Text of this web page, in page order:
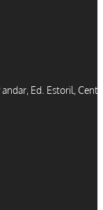
andar, Ed. Estoril,